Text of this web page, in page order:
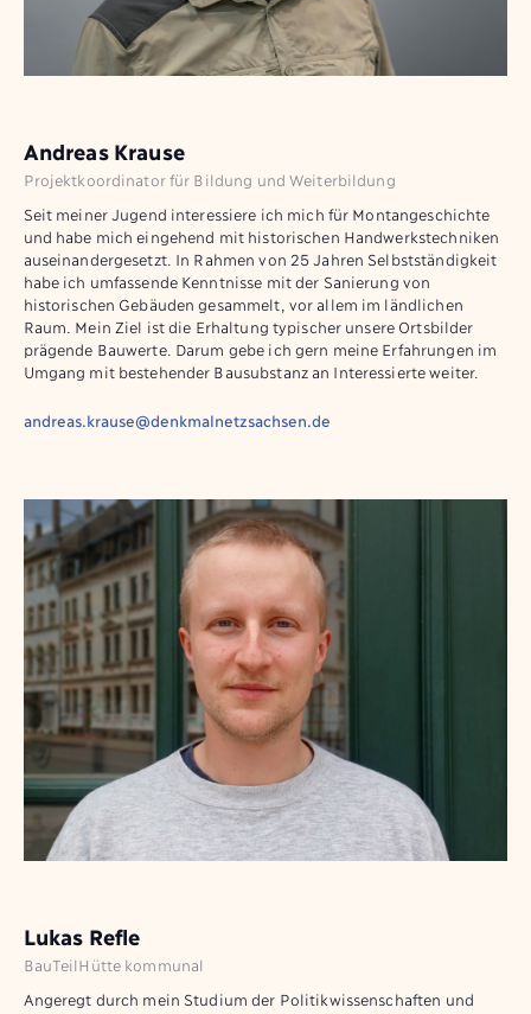
Andreas Krause
Projektkoordinator für Bildung und Weiterbildung
Seit meiner Jugend interessiere ich mich für Montangeschichte
und habe mich eingehend mit historischen Handwerkstechniken
auseinandergesetzt. In Rahmen von 25 Jahren Selbstständigkeit
habe ich umfassende Kenntnisse mit der Sanierung von
historischen Gebäuden gesammelt, vor allem im ländlichen
Raum. Mein Ziel ist die Erhaltung typischer unsere Ortsbilder
prägende Bauwerte. Darum gebe ich gern meine Erfahrungen im
Umgang mit bestehender Bausubstanz an Interessierte weiter.
andreas.krause@denkmalnetzsachsen.de
Lukas Refle
BauTeilHütte kommunal
Angeregt durch mein Studium der Politikwissenschaften und